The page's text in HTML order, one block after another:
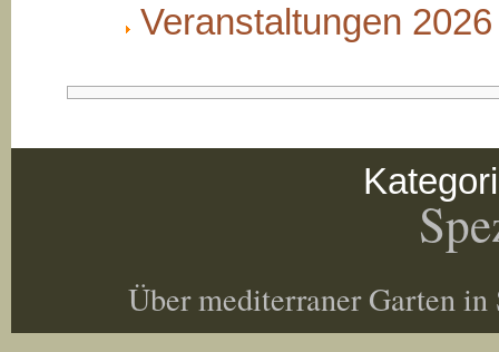
Veranstaltungen 2026
Über mediterraner Garten in